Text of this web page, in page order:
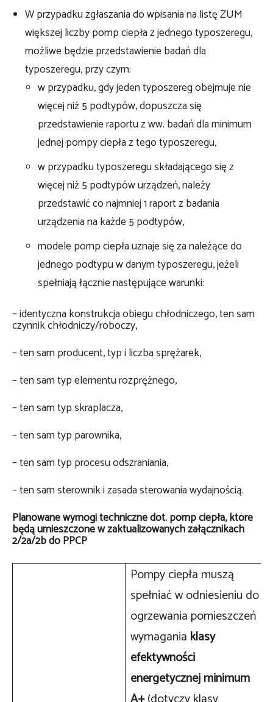
W przypadku zgłaszania do wpisania na listę ZUM
większej liczby pomp ciepła z jednego typoszeregu,
możliwe będzie przedstawienie badań dla
typoszeregu, przy czym:
w przypadku, gdy jeden typoszereg obejmuje nie
więcej niż 5 podtypów, dopuszcza się
przedstawienie raportu z ww. badań dla minimum
jednej pompy ciepła z tego typoszeregu,
w przypadku typoszeregu składającego się z
więcej niż 5 podtypów urządzeń, należy
przedstawić co najmniej 1 raport z badania
urządzenia na każde 5 podtypów,
modele pomp ciepła uznaje się za należące do
jednego podtypu w danym typoszeregu, jeżeli
spełniają łącznie następujące warunki:
– identyczna konstrukcja obiegu chłodniczego, ten sam
czynnik chłodniczy/roboczy,
– ten sam producent, typ i liczba sprężarek,
– ten sam typ elementu rozprężnego,
– ten sam typ skraplacza,
– ten sam typ parownika,
– ten sam typ procesu odszraniania,
– ten sam sterownik i zasada sterowania wydajnością.
Planowane wymogi techniczne dot. pomp ciepła, które
będą umieszczone w zaktualizowanych załącznikach
2/2a/2b do PPCP
Pompy ciepła muszą
spełniać w odniesieniu do
ogrzewania pomieszczeń
wymagania klasy
efektywności
energetycznej minimum